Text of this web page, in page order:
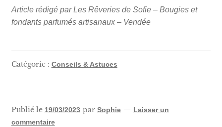
Article rédigé par Les Rêveries de Sofie – Bougies et
fondants parfumés artisanaux – Vendée
Catégorie : Conseils & Astuces
Publié le 19/03/2023 par Sophie — Laisser un
commentaire